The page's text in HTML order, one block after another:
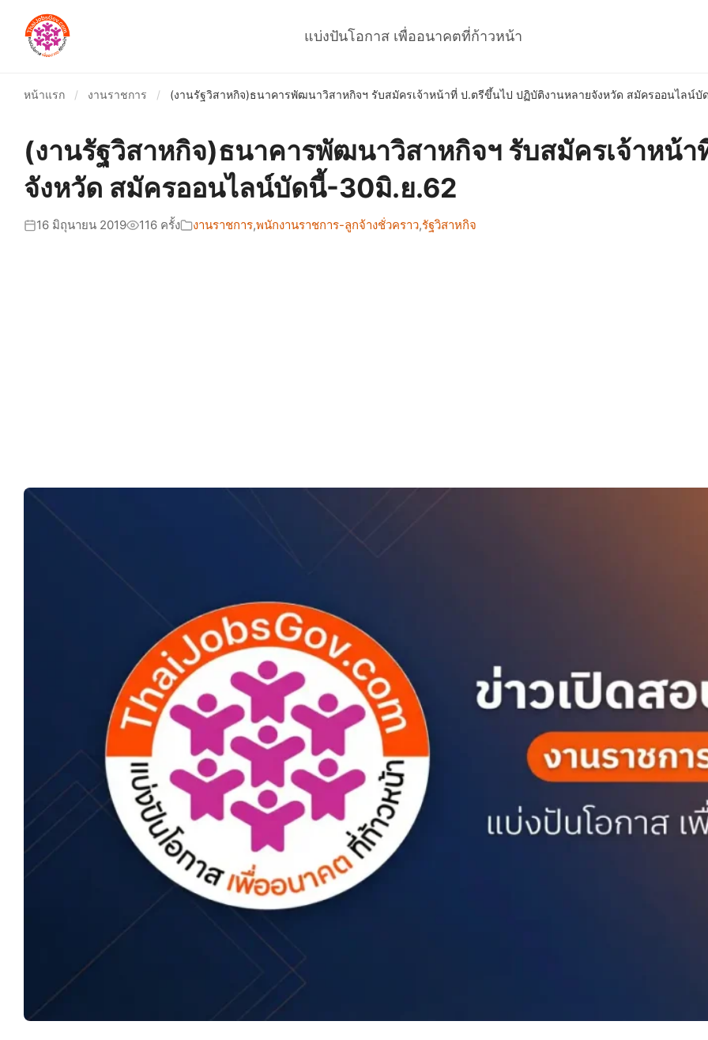
แบ่งปันโอกาส เพื่ออนาคตที่ก้าวหน้า
หน้าแรก / งานราชการ / (งานรัฐวิสาหกิจ)ธนาคารพัฒนาวิสาหกิจฯ รับสมัครเจ้าหน้าที่ ป.ตรีขึ้นไป ปฏิบัติงานหลายจังหวัด สมัครออนไลน์
(งานรัฐวิสาหกิจ)ธนาคารพัฒนาวิสาหกิจฯ รับสมัครเจ้าหน้
จังหวัด สมัครออนไลน์บัดนี้-30มิ.ย.62
16 มิถุนายน 2019 116 ครั้ง งานราชการ,พนักงานราชการ-ลูกจ้างชั่วคราว,รัฐวิสาหกิจ